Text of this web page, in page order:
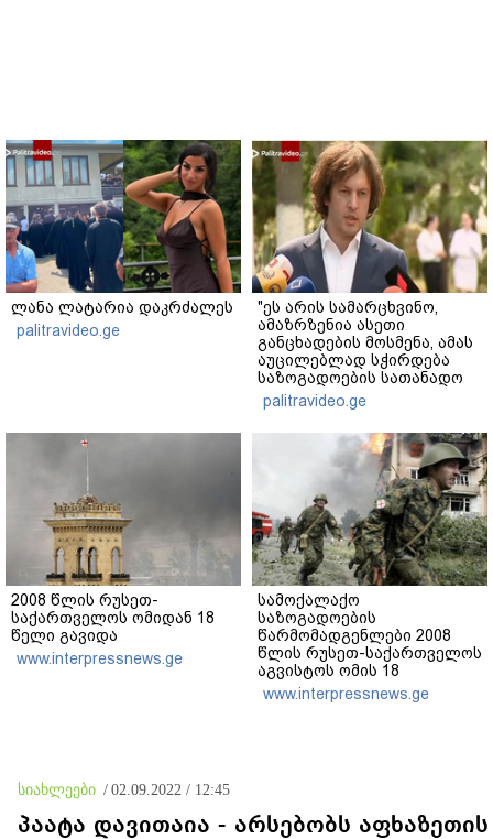
ლანა ლატარია დაკრძალეს
palitravideo.ge
"ეს არის სამარცხვინო,
ამაზრზენია ასეთი
განცხადების მოსმენა, ამას
აუცილებლად სჭირდება
საზოგადოების სათანადო
რეაქცია" - ირაკლი
კობახიძე
palitravideo.ge
2008 წლის რუსეთ-
საქართველოს ომიდან 18
წელი გავიდა
www.interpressnews.ge
სამოქალაქო
საზოგადოების
წარმომადგენლები 2008
წლის რუსეთ-საქართველოს
აგვისტოს ომის 18
წლისთავთან
დაკავშირებით ერთობლივ
www.interpressnews.ge
სიახლეები / 02.09.2022 / 12:45
პაატა დავითაია - არსებობს აფხაზეთის